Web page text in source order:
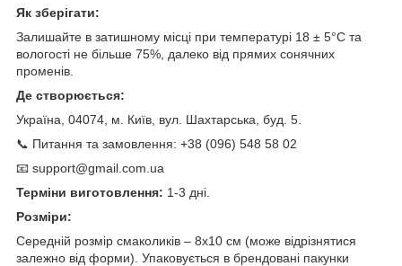
Як зберігати:
Залишайте в затишному місці при температурі 18 ± 5°C та
вологості не більше 75%, далеко від прямих сонячних
променів.
Де створюється:
Україна, 04074, м. Київ, вул. Шахтарська, буд. 5.
📞 Питання та замовлення: +38 (096) 548 58 02
📧 support@gmail.com.ua
Терміни виготовлення: 1-3 дні.
Розміри:
Середній розмір смаколиків – 8х10 см (може відрізнятися
залежно від форми). Упаковується в брендовані пакунки